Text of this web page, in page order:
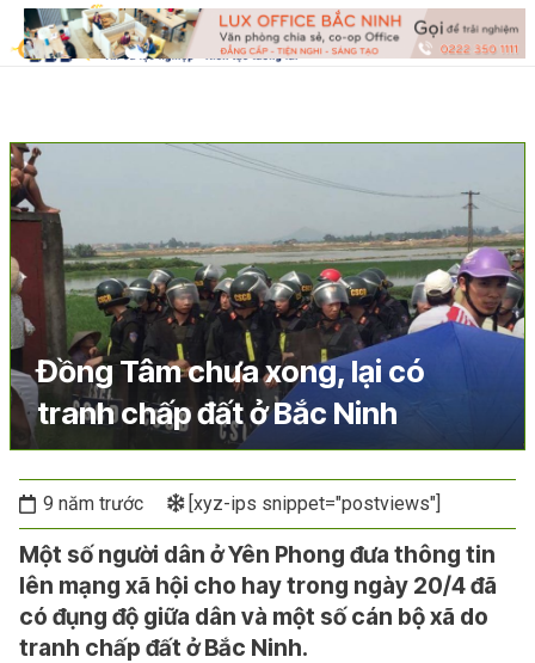
Đồng Tâm chưa xong, lại có
tranh chấp đất ở Bắc Ninh
9 năm trước [xyz-ips snippet="postviews"]
Một số người dân ở Yên Phong đưa thông tin
lên mạng xã hội cho hay trong ngày 20/4 đã
có đụng độ giữa dân và một số cán bộ xã do
tranh chấp đất ở Bắc Ninh.